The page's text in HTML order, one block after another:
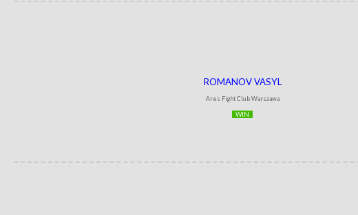
ROMANOV VASYL
Ares Fight Club Warszawa
WIN